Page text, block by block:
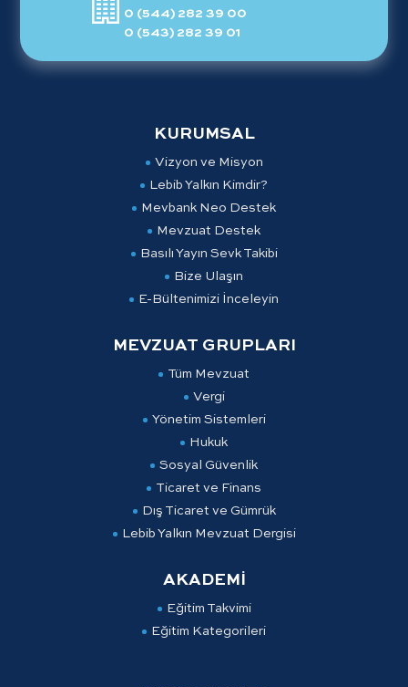
0 (544) 282 39 00
0 (543) 282 39 01
KURUMSAL
Vizyon ve Misyon
Lebib Yalkın Kimdir?
Mevbank Neo Destek
Mevzuat Destek
Basılı Yayın Sevk Takibi
Bize Ulaşın
E-Bültenimizi İnceleyin
MEVZUAT GRUPLARI
Tüm Mevzuat
Vergi
Yönetim Sistemleri
Hukuk
Sosyal Güvenlik
Ticaret ve Finans
Dış Ticaret ve Gümrük
Lebib Yalkın Mevzuat Dergisi
AKADEMİ
Eğitim Takvimi
Eğitim Kategorileri